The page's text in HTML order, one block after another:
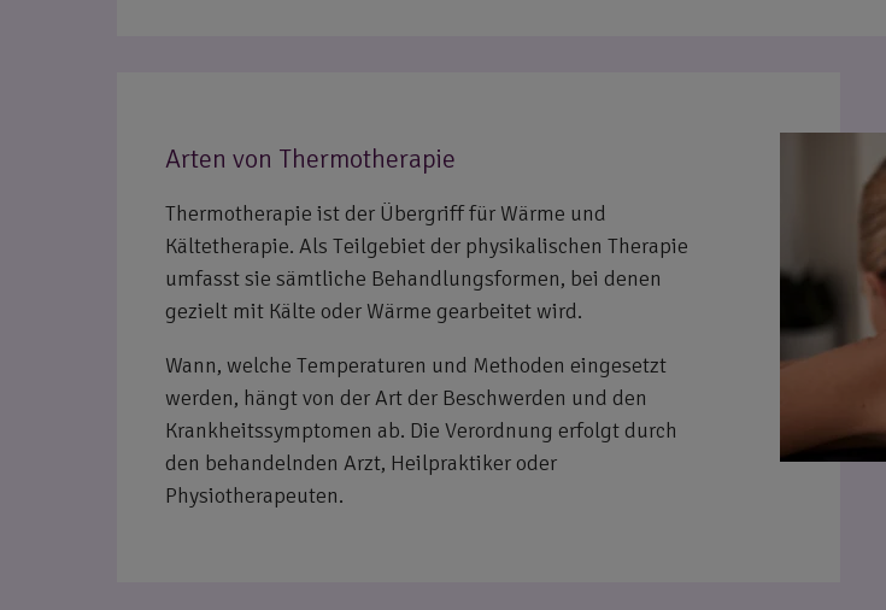
Arten von Thermotherapie
Thermotherapie ist der Übergriff für Wärme und
Kältetherapie. Als Teilgebiet der physikalischen Therapie
umfasst sie sämtliche Behandlungsformen, bei denen
gezielt mit Kälte oder Wärme gearbeitet wird.
Wann, welche Temperaturen und Methoden eingesetzt
werden, hängt von der Art der Beschwerden und den
Krankheitssymptomen ab. Die Verordnung erfolgt durch
den behandelnden Arzt, Heilpraktiker oder
Physiotherapeuten.